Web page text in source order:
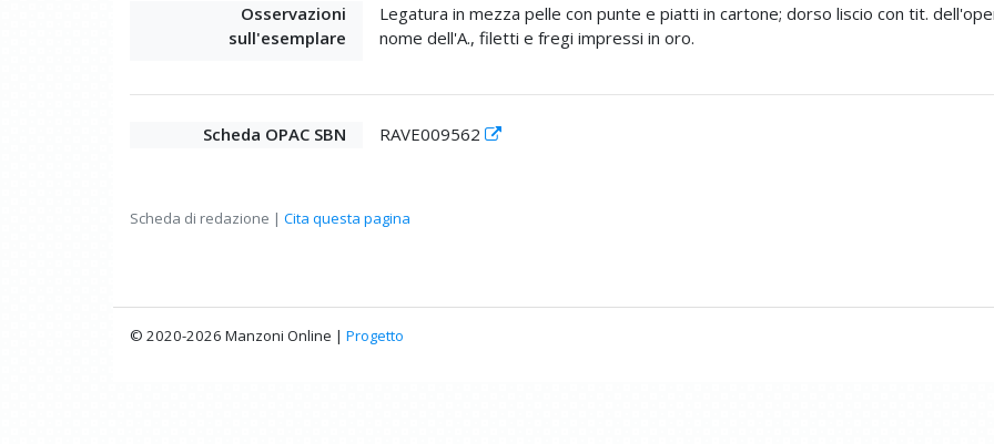
Osservazioni
sull'esemplare
Legatura in mezza pelle con punte e piatti in cartone; dorso liscio con tit.
nome dell'A., filetti e fregi impressi in oro.
Scheda OPAC SBN RAVE009562
Scheda di redazione | Cita questa pagina
© 2020-2026 Manzoni Online | Progetto